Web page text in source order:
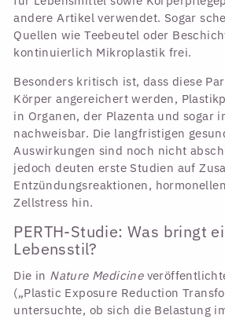
andere Artikel verwendet. Sogar
Quellen wie Teebeutel oder
kontinuierlich Mikroplastik frei.
Besonders kritisch ist, dass diese
Körper angereichert werden,
in Organen, der Plazenta und sogar
nachweisbar. Die langfristigen
Auswirkungen sind noch nicht
jedoch deuten erste Studien auf
Entzündungsreaktionen,
Zellstress hin.
PERTH-Studie: Was bringt
Lebensstil?
Die in Nature Medicine
(„Plastic Exposure Reduction
untersuchte, ob sich die Belastung